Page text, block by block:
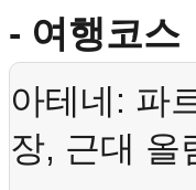
- 여행코스
아테네 : 파
장, 근대 올